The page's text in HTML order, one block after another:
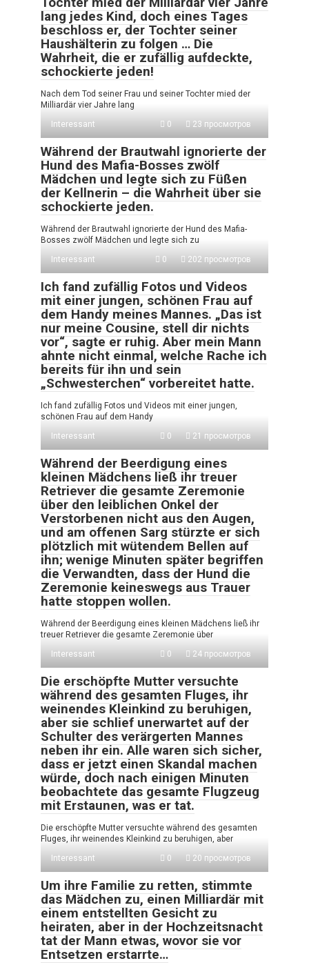
lang jedes Kind, doch eines Tages
beschloss er, der Tochter seiner
Haushälterin zu folgen … Die
Wahrheit, die er zufällig aufdeckte,
schockierte jeden!
Nach dem Tod seiner Frau und seiner Tochter mied der
Milliardär vier Jahre lang
Interessant
0 23 просмотров
Während der Brautwahl ignorierte der
Hund des Mafia-Bosses zwölf
Mädchen und legte sich zu Füßen
der Kellnerin – die Wahrheit über sie
schockierte jeden.
Während der Brautwahl ignorierte der Hund des Mafia-
Bosses zwölf Mädchen und legte sich zu
Interessant
0 202 просмотров
Ich fand zufällig Fotos und Videos
mit einer jungen, schönen Frau auf
dem Handy meines Mannes. „Das ist
nur meine Cousine, stell dir nichts
vor“, sagte er ruhig. Aber mein Mann
ahnte nicht einmal, welche Rache ich
bereits für ihn und sein
„Schwesterchen“ vorbereitet hatte.
Ich fand zufällig Fotos und Videos mit einer jungen,
schönen Frau auf dem Handy
Interessant
0 21 просмотров
Während der Beerdigung eines
kleinen Mädchens ließ ihr treuer
Retriever die gesamte Zeremonie
über den leiblichen Onkel der
Verstorbenen nicht aus den Augen,
und am offenen Sarg stürzte er sich
plötzlich mit wütendem Bellen auf
ihn; wenige Minuten später begriffen
die Verwandten, dass der Hund die
Zeremonie keineswegs aus Trauer
hatte stoppen wollen.
Während der Beerdigung eines kleinen Mädchens ließ ihr
treuer Retriever die gesamte Zeremonie über
Interessant
0 24 просмотров
Die erschöpfte Mutter versuchte
während des gesamten Fluges, ihr
weinendes Kleinkind zu beruhigen,
aber sie schlief unerwartet auf der
Schulter des verärgerten Mannes
neben ihr ein. Alle waren sich sicher,
dass er jetzt einen Skandal machen
würde, doch nach einigen Minuten
beobachtete das gesamte Flugzeug
mit Erstaunen, was er tat.
Die erschöpfte Mutter versuchte während des gesamten
Fluges, ihr weinendes Kleinkind zu beruhigen, aber
Interessant
0 20 просмотров
Um ihre Familie zu retten, stimmte
das Mädchen zu, einen Milliardär mit
einem entstellten Gesicht zu
heiraten, aber in der Hochzeitsnacht
tat der Mann etwas, wovor sie vor
Entsetzen erstarrte…